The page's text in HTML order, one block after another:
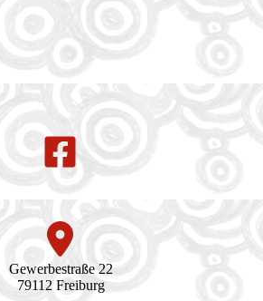
Gewerbestraße 22
79112 Freiburg